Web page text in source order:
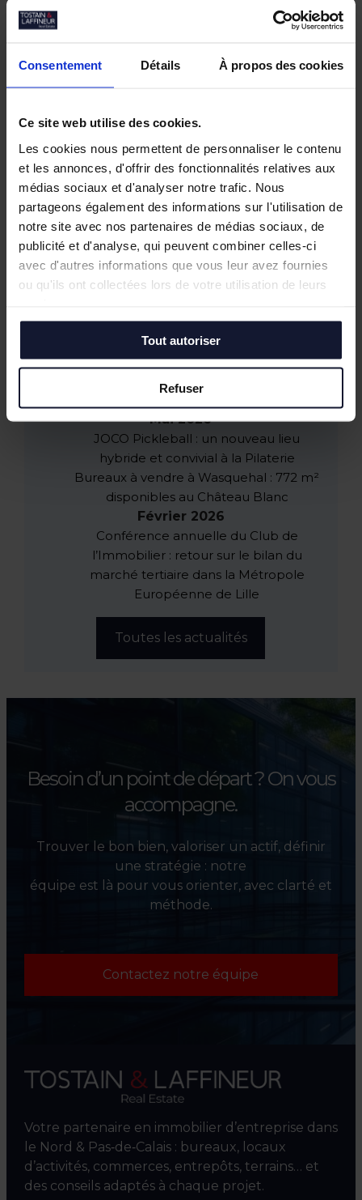
Consentement Détails À propos des cookies
Ce site web utilise des cookies.
Les cookies nous permettent de personnaliser le contenu
et les annonces, d'offrir des fonctionnalités relatives aux
médias sociaux et d'analyser notre trafic. Nous
partageons également des informations sur l'utilisation de
notre site avec nos partenaires de médias sociaux, de
publicité et d'analyse, qui peuvent combiner celles-ci
avec d'autres informations que vous leur avez fournies
ou qu'ils ont collectées lors de votre utilisation de leurs
Tout autoriser
Refuser
reprenant tous ces résultats détaillés sur les
différents secteurs de la Métropole Lilloise, et
www.tostain-laffineur-
immobilier.com
(03 200 40 600)
Documents associés à cette actualité :tostain-
laffineur-marketview-1sem2016-3t2016.pdf
Autres actualités
Juin 2026
Tostain & Laffineur à la 15ᵉ Business Golf
Cup d’Arras
Empreintes Textiles : une exposition dans
Mai 2026
JOCO Pickleball : un nouveau lieu
hybride et convivial à la Pilaterie
Bureaux à vendre à Wasquehal : 772 m²
disponibles au Château Blanc
Février 2026
Conférence annuelle du Club de
l’Immobilier : retour sur le bilan du
marché tertiaire dans la Métropole
Européenne de Lille
Toutes les actualités
Besoin d’un point de départ ?On vous
accompagne.
Trouver le bon bien, valoriser un actif, définir
une stratégie : notre
équipe est là pour vous orienter, avec clarté et
méthode.
Contactez notre équipe
Votre partenaire en immobilier d’entreprise dans
le Nord & Pas‑de‑Calais : bureaux, locaux
d’activités, commerces, entrepôts, terrains… et
des conseils adaptés à chaque projet.